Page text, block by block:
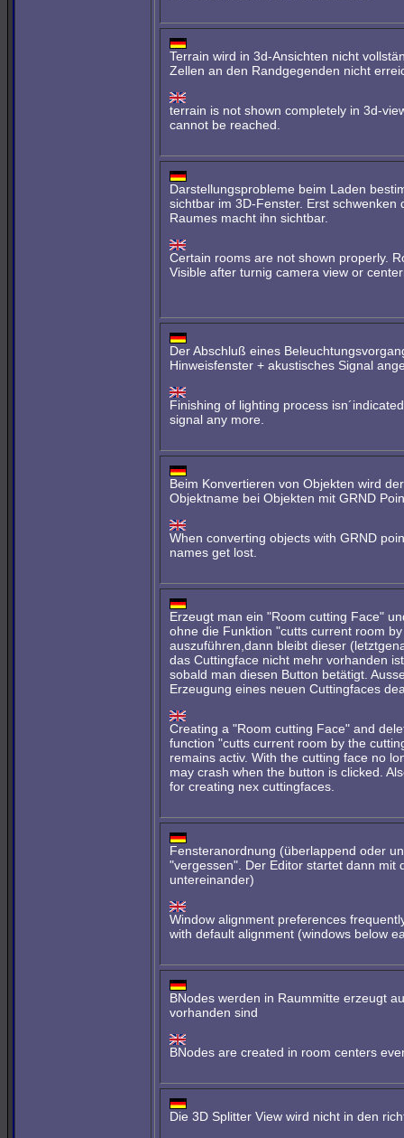
Terrain wird in 3d-Ansichten nicht
Zellen an den Randgegenden nicht
terrain is not shown completely in 3d-
cannot be reached.
Darstellungsprobleme beim Laden
sichtbar im 3D-Fenster. Erst
Raumes macht ihn sichtbar.
Certain rooms are not shown properly.
Visible after turnig camera view or
Der Abschluß eines
Hinweisfenster + akustisches Signal
Finishing of lighting process
signal any more.
Beim Konvertieren von Objekten wird
Objektname bei Objekten mit GRND
When converting objects with GRND
names get lost.
Erzeugt man ein "Room cutting Face"
ohne die Funktion "cutts current room
auszuführen,dann bleibt dieser
das Cuttingface nicht mehr vorhanden
sobald man diesen Button betätigt.
Erzeugung eines neuen Cuttingfaces
Creating a "Room cutting Face" and
function "cutts current room by the
remains activ. With the cutting face no
may crash when the button is clicked.
for creating nex cuttingfaces.
Fensteranordnung (überlappend oder
"vergessen". Der Editor startet dann mit
untereinander)
Window alignment preferences
with default alignment (windows below
BNodes werden in Raummitte erzeugt
vorhanden sind
BNodes are created in room centers
Die 3D Splitter View wird nicht in den